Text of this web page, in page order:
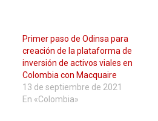
Primer paso de Odinsa para
creación de la plataforma de
inversión de activos viales en
Colombia con Macquaire
13 de septiembre de 2021
En «Colombia»